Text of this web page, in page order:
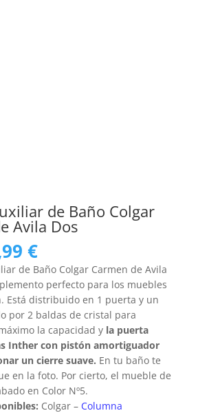
de Baño Colgar
Avila Dos
€
de Baño Colgar Carmen de Avila
perfecto para los muebles
Está distribuido en 1 puerta y un
por 2 baldas de cristal para
la capacidad y la puerta
Inther con pistón amortiguador
un cierre suave. En tu baño te
en la foto. Por cierto, el mueble de
en Color Nº5.
Colgar – Columna